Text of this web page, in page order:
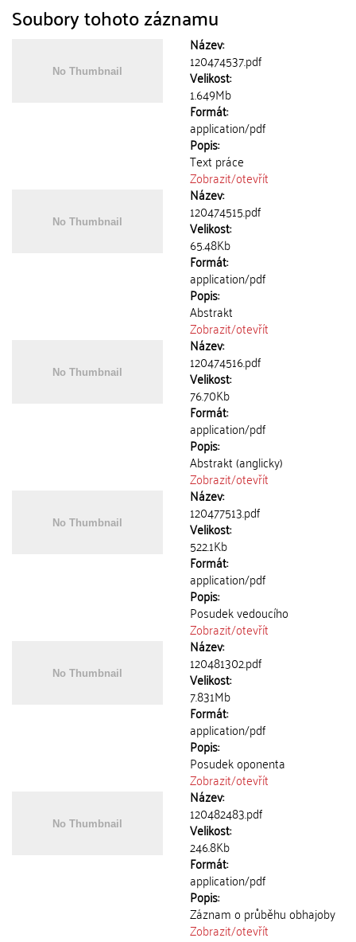
Soubory tohoto záznamu
Název:
120474537.pdf
Velikost:
1.649Mb
Formát:
application/pdf
Popis:
Text práce
Zobrazit/otevřít
Název:
120474515.pdf
Velikost:
65.48Kb
Formát:
application/pdf
Popis:
Abstrakt
Zobrazit/otevřít
Název:
120474516.pdf
Velikost:
76.70Kb
Formát:
application/pdf
Popis:
Abstrakt (anglicky)
Zobrazit/otevřít
Název:
120477513.pdf
Velikost:
522.1Kb
Formát:
application/pdf
Popis:
Posudek vedoucího
Zobrazit/otevřít
Název:
120481302.pdf
Velikost:
7.831Mb
Formát:
application/pdf
Popis:
Posudek oponenta
Zobrazit/otevřít
Název:
120482483.pdf
Velikost:
246.8Kb
Formát:
application/pdf
Popis:
Záznam o průběhu obhajoby
Zobrazit/otevřít